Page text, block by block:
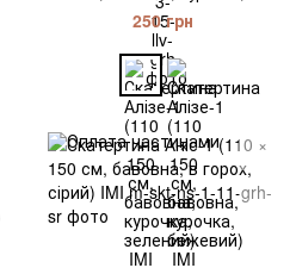
зелений) IMI
250 грн